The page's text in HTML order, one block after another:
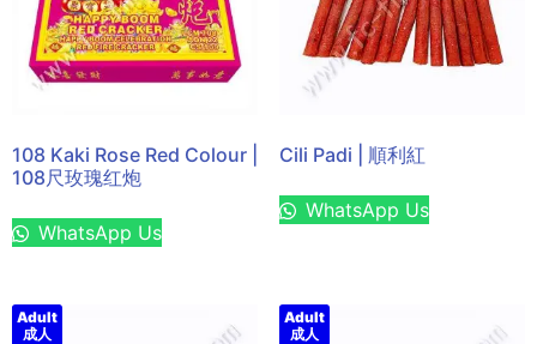
108 Kaki Rose Red Colour |
108尺玫瑰红炮
WhatsApp Us
Cili Padi | 順利紅
WhatsApp Us
Adult
成人
Adult
成人